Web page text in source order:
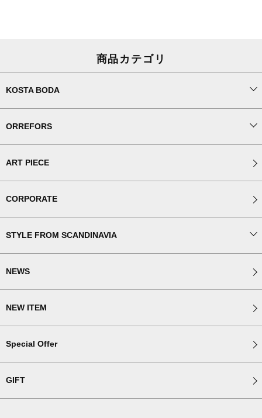
商品カテゴリ
KOSTA BODA
ORREFORS
ART PIECE
CORPORATE
STYLE FROM SCANDINAVIA
NEWS
NEW ITEM
Special Offer
GIFT